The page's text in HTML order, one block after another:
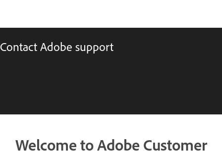
Contact Adobe support
Welcome to Adobe Customer